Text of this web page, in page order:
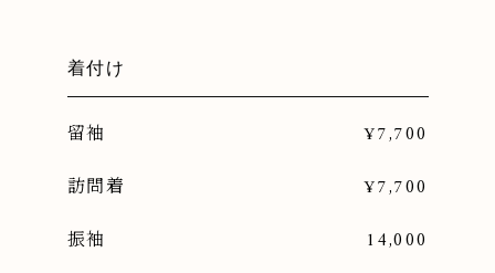
着付け
留袖 ¥7,700
訪問着 ¥7,700
振袖 14,000